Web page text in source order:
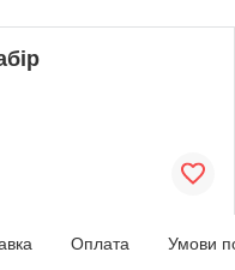
Оплата Умови